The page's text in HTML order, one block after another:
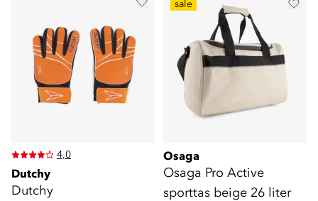
4,0
Dutchy
Dutchy
sale
Osaga
Osaga Pro Active
sporttas beige 26 liter